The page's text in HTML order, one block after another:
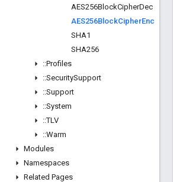
AES256BlockCipherDec
AES256BlockCipherEnc
SHA1
SHA256
::Profiles
::SecuritySupport
::Support
::System
::TLV
::Warm
Modules
Namespaces
Related Pages